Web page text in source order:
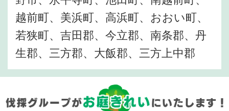
越前町、美浜町、高浜町、おおい町、
若狭町、吉田郡、今立郡、南条郡、丹
生郡、三方郡、大飯郡、三方上中郡